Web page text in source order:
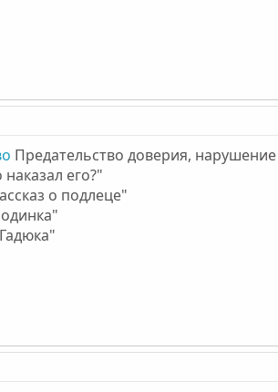
Предательство доверия,
его?"
о подлеце"